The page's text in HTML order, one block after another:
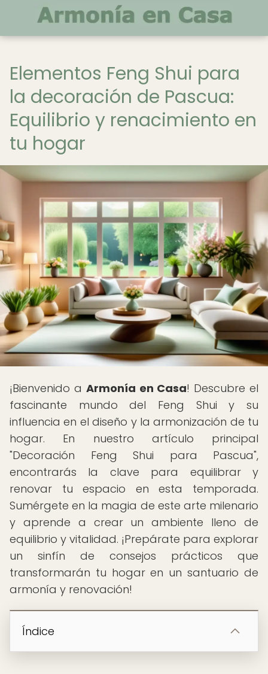
Elementos Feng Shui para
la decoración de Pascua:
Equilibrio y renacimiento en
tu hogar
¡Bienvenido a Armonía en Casa! Descubre el
fascinante mundo del Feng Shui y su
influencia en el diseño y la armonización de tu
hogar. En nuestro artículo principal
"Decoración Feng Shui para Pascua",
encontrarás la clave para equilibrar y
renovar tu espacio en esta temporada.
Sumérgete en la magia de este arte milenario
y aprende a crear un ambiente lleno de
equilibrio y vitalidad. ¡Prepárate para explorar
un sinfín de consejos prácticos que
transformarán tu hogar en un santuario de
armonía y renovación!
Índice